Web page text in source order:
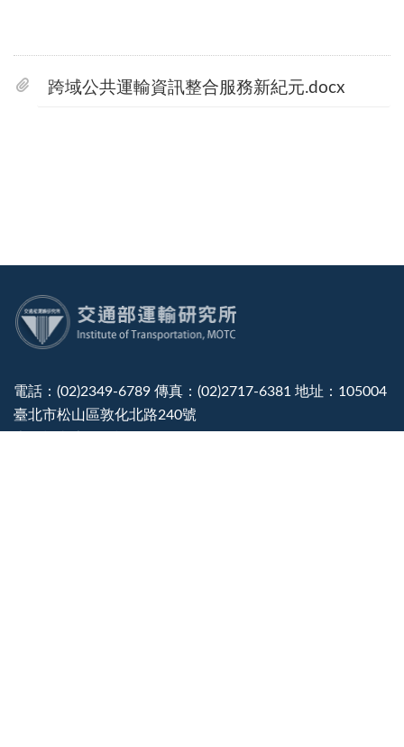
跨域公共運輸資訊整合服務新紀元.docx
電話：(02)2349-6789 傳真：(02)2717-6381 地址：105004
臺北市松山區敦化北路240號